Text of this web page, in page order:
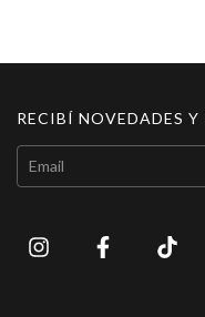
RECIBÍ NOVEDADES